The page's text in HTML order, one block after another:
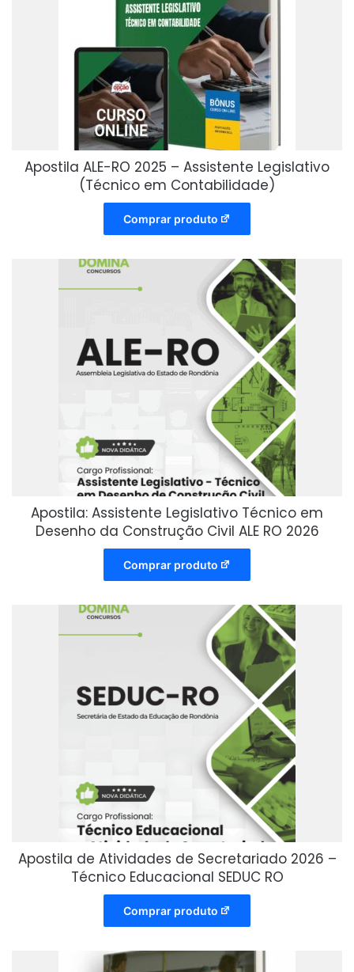
Apostila ALE-RO 2025 – Assistente Legislativo
(Técnico em Contabilidade)
Comprar produto
Apostila: Assistente Legislativo Técnico em
Desenho da Construção Civil ALE RO 2026
Comprar produto
Apostila de Atividades de Secretariado 2026 –
Técnico Educacional SEDUC RO
Comprar produto